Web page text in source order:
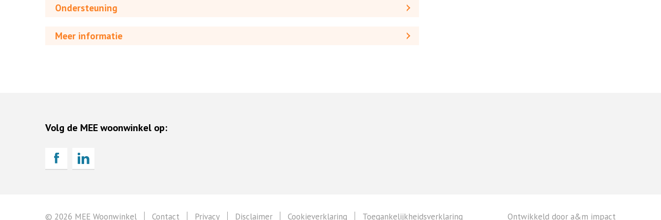
Ondersteuning
Meer informatie
Volg de MEE woonwinkel op:
© 2026 MEE Woonwinkel Ontwikkeld door a&m impact
Contact Privacy Disclaimer Cookieverklaring Toegankelijkheidsverklaring